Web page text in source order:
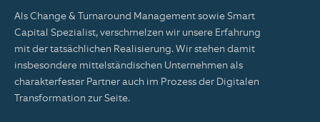
Als Change & Turnaround Management sowie Smart
Capital Spezialist, verschmelzen wir unsere Erfahrung
mit der tatsächlichen Realisierung. Wir stehen damit
insbesondere mittelständischen Unternehmen als
charakterfester Partner auch im Prozess der Digitalen
Transformation zur Seite.